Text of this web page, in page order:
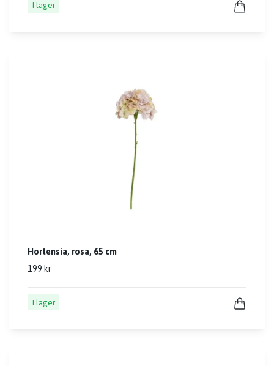
I lager
Hortensia, rosa, 65 cm
199 kr
I lager